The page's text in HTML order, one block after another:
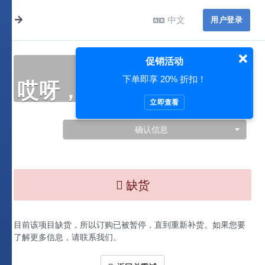
中文 用户登录
哎呀，此处出现了问题…
确认信息
缺货
目前该项目缺货，所以订购已被暂停，直到重新补货。如果您要
了解更多信息，请联系我们。
促销活动
下单即享 20% 折扣！
立即查看